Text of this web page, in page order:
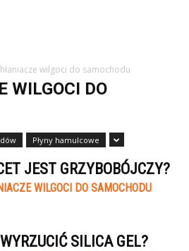
wilgoci do samochodu
WILGOCI DO
Płyny hamulcowe
JEST GRZYBOBÓJCZY?
WILGOCI DO SAMOCHODU
SILICA GEL?